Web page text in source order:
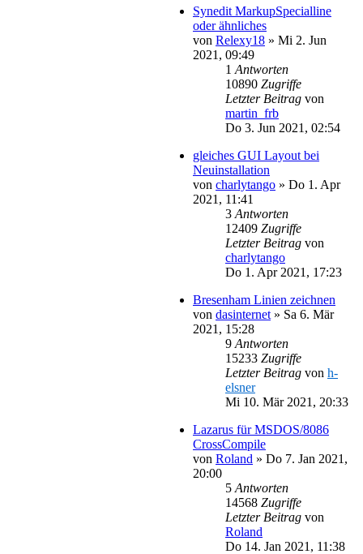
Synedit MarkupSpecialline
oder ähnliches
von Relexy18 » Mi 2. Jun
2021, 09:49
1 Antworten
10890 Zugriffe
Letzter Beitrag von
martin_frb
Do 3. Jun 2021, 02:54
gleiches GUI Layout bei
Neuinstallation
von charlytango » Do 1. Apr
2021, 11:41
3 Antworten
12409 Zugriffe
Letzter Beitrag von
charlytango
Do 1. Apr 2021, 17:23
Bresenham Linien zeichnen
von dasinternet » Sa 6. Mär
2021, 15:28
9 Antworten
15233 Zugriffe
Letzter Beitrag von h-
elsner
Mi 10. Mär 2021, 20:33
Lazarus für MSDOS/8086
CrossCompile
von Roland » Do 7. Jan 2021,
20:00
5 Antworten
14568 Zugriffe
Letzter Beitrag von
Roland
Do 14. Jan 2021, 11:38